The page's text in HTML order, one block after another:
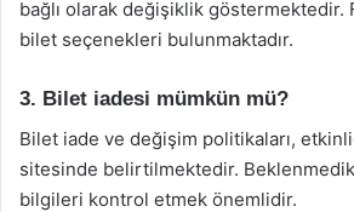
bağlı olarak değişiklik göstermektedir.
bilet seçenekleri bulunmaktadır.
3. Bilet iadesi mümkün mü?
Bilet iade ve değişim politikaları,
sitesinde belirtilmektedir.
bilgileri kontrol etmek önemlidir.